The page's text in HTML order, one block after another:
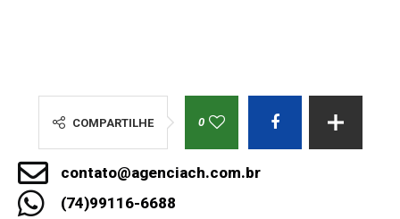
COMPARTILHE 0
contato@agenciach.com.br
(74)99116-6688